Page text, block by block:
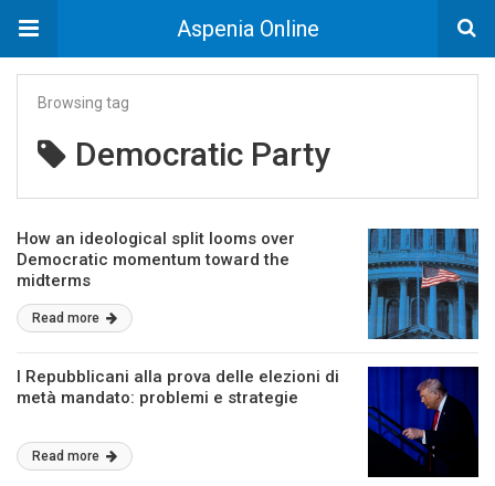
Aspenia Online
Browsing tag
Democratic Party
How an ideological split looms over
Democratic momentum toward the
midterms
Read more
I Repubblicani alla prova delle elezioni di
metà mandato: problemi e strategie
Read more